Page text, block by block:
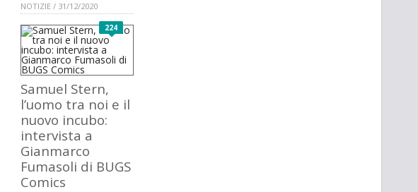
NOTIZIE / 31/12/2020
224
Samuel Stern,
l’uomo tra noi e il
nuovo incubo:
intervista a
Gianmarco
Fumasoli di BUGS
Comics